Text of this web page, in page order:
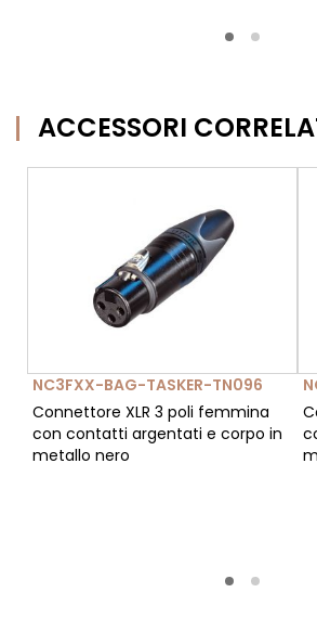
ACCESSORI
NC3FXX-BAG-TASKER-TN096
Connettore XLR 3 poli femmina
con contatti argentati e corpo in
metallo nero